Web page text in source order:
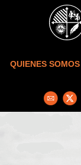
Skip to main content
QUIENES SOMOS